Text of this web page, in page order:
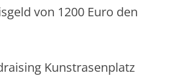
von 1200 Euro den
Kunstrasenplatz